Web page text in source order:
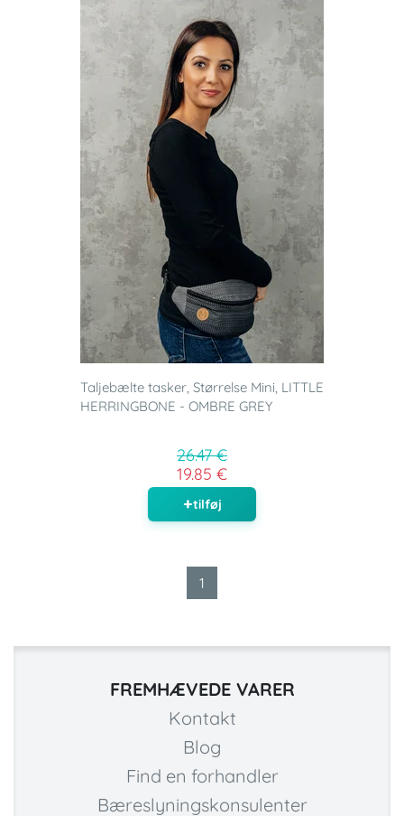
Taljebælte tasker, Størrelse Mini, LITTLE
HERRINGBONE - OMBRE GREY
26.47 €
19.85 €
tilføj
1
FREMHÆVEDE VARER
Kontakt
Blog
Find en forhandler
Bæreslyningskonsulenter